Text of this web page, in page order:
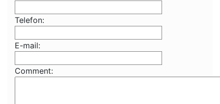
Telefon:
E-mail:
Comment: